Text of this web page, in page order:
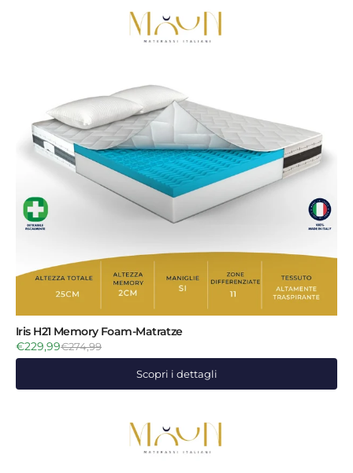
Iris H21 Memory Foam-Matratze
€229,99€274,99
Scopri i dettagli